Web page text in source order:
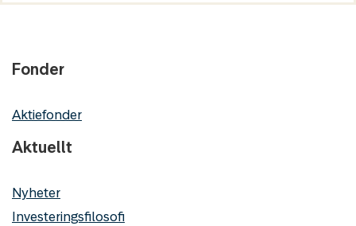
Fonder
Aktiefonder
Aktuellt
Nyheter
Investeringsfilosofi